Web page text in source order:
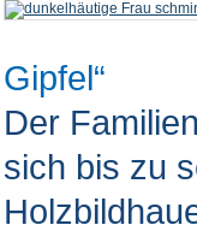
Gipfel
Der
sich bis zu